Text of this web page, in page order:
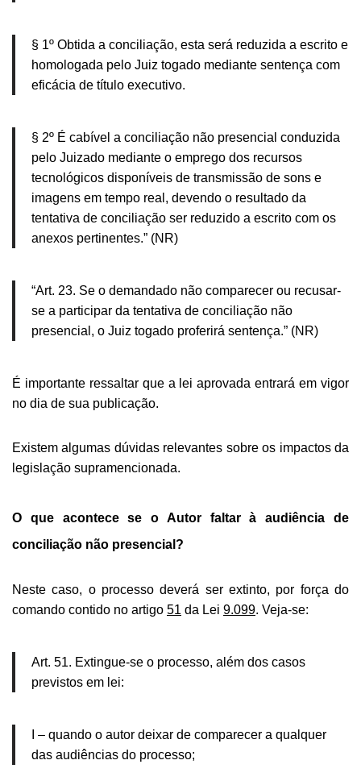
§ 1º Obtida a conciliação, esta será reduzida a escrito e
homologada pelo Juiz togado mediante sentença com
eficácia de título executivo.
§ 2º É cabível a conciliação não presencial conduzida
pelo Juizado mediante o emprego dos recursos
tecnológicos disponíveis de transmissão de sons e
imagens em tempo real, devendo o resultado da
tentativa de conciliação ser reduzido a escrito com os
anexos pertinentes.” (NR)
“Art. 23. Se o demandado não comparecer ou recusar-
se a participar da tentativa de conciliação não
presencial, o Juiz togado proferirá sentença.” (NR)
É importante ressaltar que a lei aprovada entrará em vigor
no dia de sua publicação.
Existem algumas dúvidas relevantes sobre os impactos da
legislação supramencionada.
O que acontece se o Autor faltar à audiência de
conciliação não presencial?
Neste caso, o processo deverá ser extinto, por força do
comando contido no artigo 51 da Lei 9.099. Veja-se:
Art. 51. Extingue-se o processo, além dos casos
previstos em lei:
I – quando o autor deixar de comparecer a qualquer
das audiências do processo;